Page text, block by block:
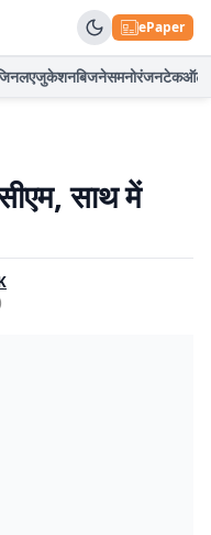
ePaper
एजुकेशनबिजनेसमनोरंजनटेकऑटो
साथ में